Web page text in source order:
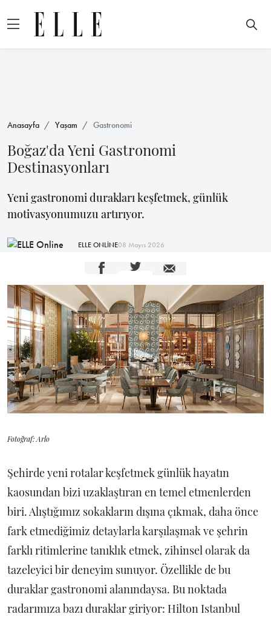
Anasayfa Yaşam Gastronomi
Boğaz'da Yeni Gastronomi
Destinasyonları
Yeni gastronomi durakları keşfetmek, günlük
motivasyonumuzu artırıyor.
ELLE ONLİNE08 Mayıs 2026
Fotoğraf: Arlo
Şehirde yeni rotalar keşfetmek günlük hayatın
kaosundan bizi uzaklaştıran en temel etmenlerden
biri. Alıştığımız sokakların dışına çıkmak, daha önce
fark etmediğimiz detaylarla karşılaşmak ve şehrin
farklı ritimlerine tanıklık etmek, zihinsel olarak da
tazeleyici bir deneyim sunuyor. Özellikle de bu
duraklar gastronomi alanındaysa. Bu noktada
radarımıza bazı duraklar giriyor: Hilton Istanbul